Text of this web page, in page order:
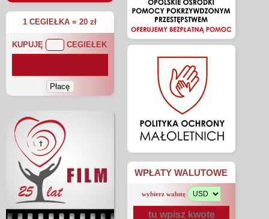
1 CEGIEŁKA = 20 zł
KUPUJĘ CEGIEŁEK
WPŁATY WALUTOWE
wybierz walutę